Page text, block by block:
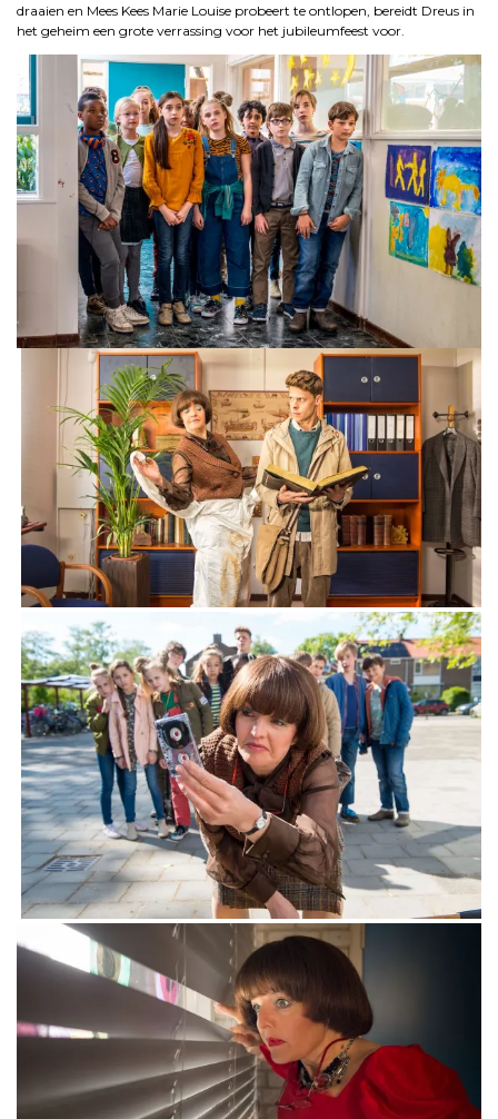
draaien en Mees Kees Marie Louise probeert te ontlopen, bereidt Dreus in
het geheim een grote verrassing voor het jubileumfeest voor.